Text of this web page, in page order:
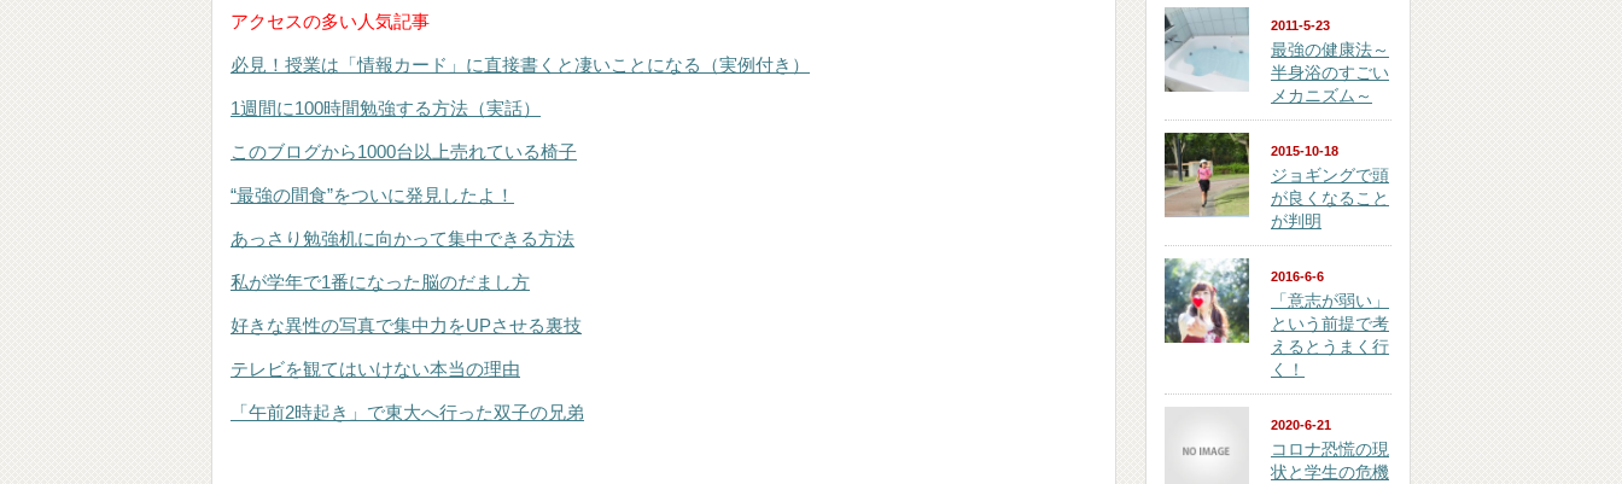
アクセスの多い人気記事
必見！授業は「情報カード」に直接書くと凄いことになる（実例付き）
1週間に100時間勉強する方法（実話）
このブログから1000台以上売れている椅子
“最強の間食”をついに発見したよ！
あっさり勉強机に向かって集中できる方法
私が学年で1番になった脳のだまし方
好きな異性の写真で集中力をUPさせる裏技
テレビを観てはいけない本当の理由
「午前2時起き」で東大へ行った双子の兄弟
2011-5-23
最強の健康法～
半身浴のすごい
メカニズム～
2015-10-18
ジョギングで頭
が良くなること
が判明
2016-6-6
「意志が弱い」
という前提で考
えるとうまく行
く！
2020-6-21
コロナ恐慌の現
状と学生の危機